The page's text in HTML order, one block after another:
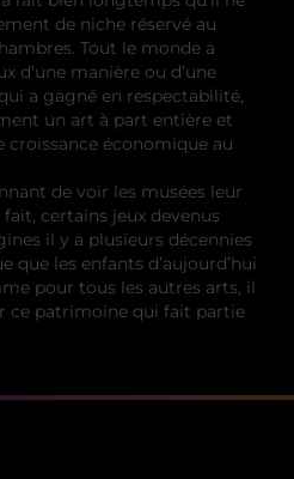
de niche réservé au
Tout le monde a
d’une manière ou d’une
a gagné en respectabilité,
un art à part entière et
croissance économique au
de voir les musées leur
certains jeux devenus
il y a plusieurs décennies
que les enfants d’aujourd’hui
pour tous les autres arts, il
ce patrimoine qui fait partie